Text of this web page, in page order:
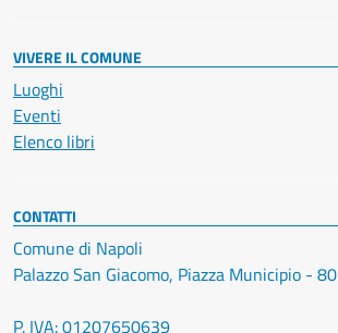
VIVERE IL COMUNE
Luoghi
Eventi
Elenco libri
CONTATTI
Comune di Napoli
Palazzo San Giacomo, Piazza Municipio -
P. IVA: 01207650639